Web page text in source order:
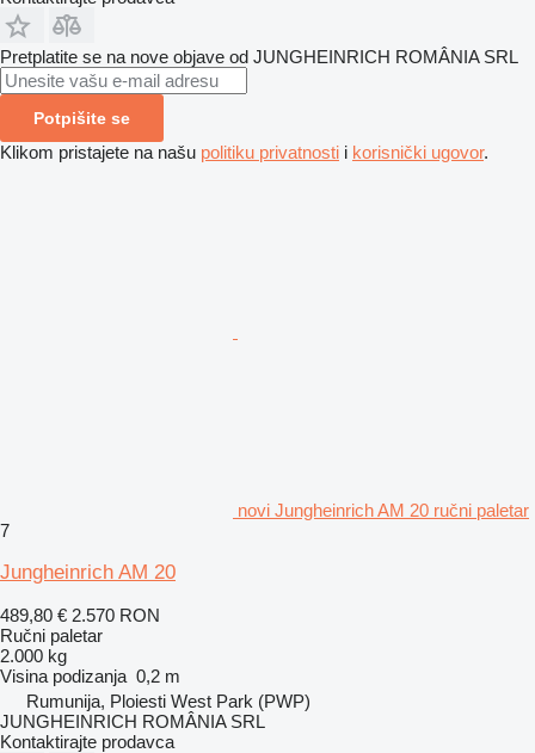
Pretplatite se na nove objave od JUNGHEINRICH ROMÂNIA SRL
Potpišite se
Klikom pristajete na našu politiku privatnosti i korisnički ugovor.
novi Jungheinrich AM 20 ručni paletar
7
Jungheinrich AM 20
489,80 € 2.570 RON
Ručni paletar
2.000 kg
Visina podizanja 0,2 m
Rumunija, Ploiesti West Park (PWP)
JUNGHEINRICH ROMÂNIA SRL
Kontaktirajte prodavca